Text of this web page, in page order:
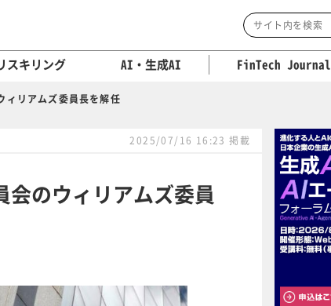
スキリング AI・生成AI FinTech Journal
ィリアムズ委員長を解任
2025/07/16 16:23 掲載
会のウィリアムズ委員